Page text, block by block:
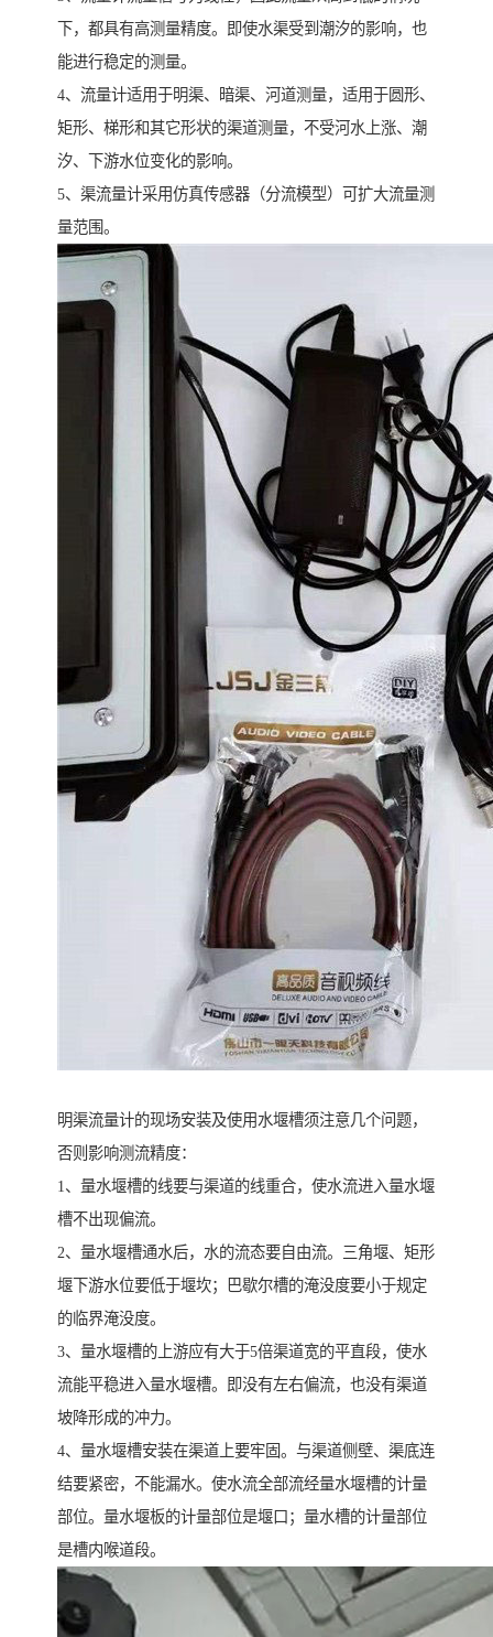
下，都具有高测量精度。即使水渠受到潮汐的影响，也
能进行稳定的测量。
4、流量计适用于明渠、暗渠、河道测量，适用于圆形、
矩形、梯形和其它形状的渠道测量，不受河水上涨、潮
汐、下游水位变化的影响。
5、渠流量计采用仿真传感器（分流模型）可扩大流量测
量范围。
明渠流量计的现场安装及使用水堰槽须注意几个问题，
否则影响测流精度：
1、量水堰槽的线要与渠道的线重合，使水流进入量水堰
槽不出现偏流。
2、量水堰槽通水后，水的流态要自由流。三角堰、矩形
堰下游水位要低于堰坎；巴歇尔槽的淹没度要小于规定
的临界淹没度。
3、量水堰槽的上游应有大于5倍渠道宽的平直段，使水
流能平稳进入量水堰槽。即没有左右偏流，也没有渠道
坡降形成的冲力。
4、量水堰槽安装在渠道上要牢固。与渠道侧壁、渠底连
结要紧密，不能漏水。使水流全部流经量水堰槽的计量
部位。量水堰板的计量部位是堰口；量水槽的计量部位
是槽内喉道段。